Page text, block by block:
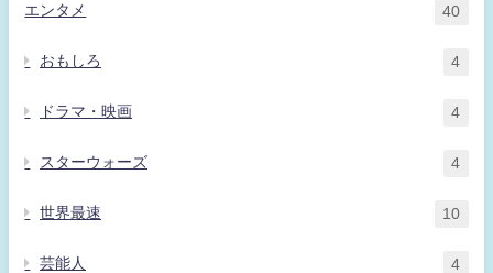
エンタメ 40
おもしろ 4
ドラマ・映画 4
スターウォーズ 4
世界最速 10
芸能人 4